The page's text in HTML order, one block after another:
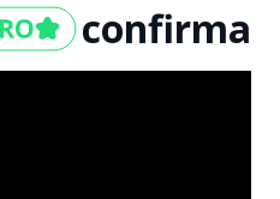
confirma